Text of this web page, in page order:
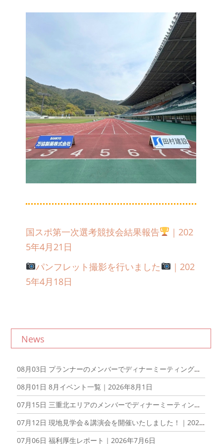
国スポ第一次選考競技会結果報告
｜202
5年4月21日
パンフレット撮影を行いました
｜202
5年4月18日
News
08月03日 プランナーのメンバーでディナーミーティングを開催しました！｜2026年8月3日
08月01日 8月イベント一覧｜2026年8月1日
07月15日 三重北エリアのメンバーでディナーミーティングを開催しました！｜2026年7月15日
07月12日 現地見学会＆講演会を開催いたしました！｜2026年7月12日
07月06日 福利厚生レポート｜2026年7月6日